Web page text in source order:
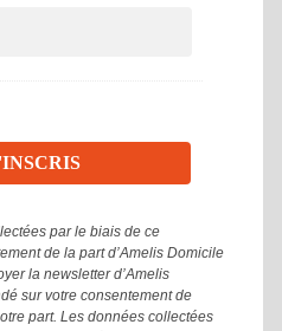
par le biais de ce
de la part d’Amelis Domicile
la newsletter d’Amelis
sur votre consentement de
part. Les données collectées